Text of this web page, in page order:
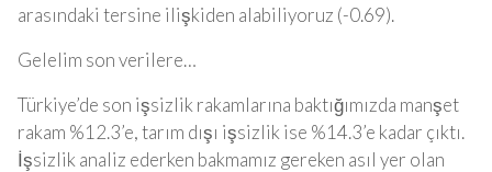
arasındaki tersine ilişkiden alabiliyoruz (-0.69).
Gelelim son verilere…
Türkiye’de son işsizlik rakamlarına baktığımızda manşet
rakam %12.3’e, tarım dışı işsizlik ise %14.3’e kadar çıktı.
İşsizlik analiz ederken bakmamız gereken asıl yer olan